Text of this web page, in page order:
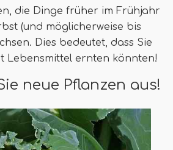
die Dinge früher im Frühjahr
(und möglicherweise bis
Dies bedeutet, dass Sie
Lebensmittel ernten könnten!
neue Pflanzen aus!